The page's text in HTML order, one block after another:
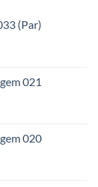
(Par)
021
020